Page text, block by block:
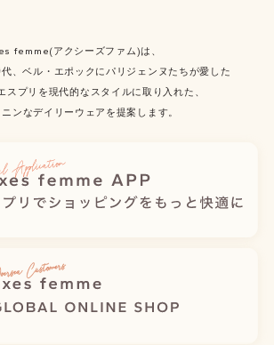
femme(アクシーズファム)は、
、ベル・エポックにパリジェンヌたちが愛した
スプリを現代的なスタイルに取り入れた、
ンなデイリーウェアを提案します。